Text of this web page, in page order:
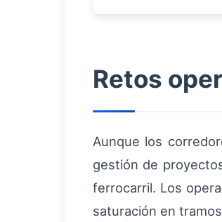
Retos
Aunque los
gestión de
ferrocarril. Los
saturación en